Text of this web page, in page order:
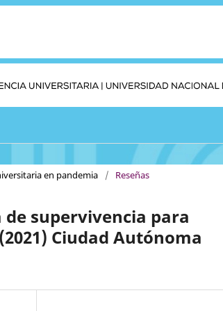
en pandemia / Reseñas
de supervivencia para
Ciudad Autónoma